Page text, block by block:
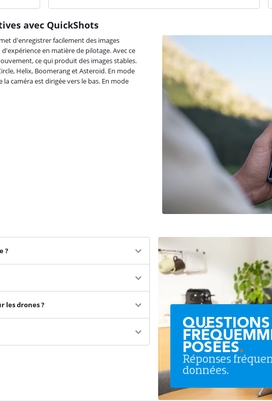
avec QuickShots
d'enregistrer facilement des images
en matière de pilotage. Avec ce
ce qui produit des images stables.
Helix, Boomerang et Asteroid. En mode
caméra est dirigée vers le bas. En mode
?
les drones ?
QUESTIONS
POSÉES.
Réponses
données.